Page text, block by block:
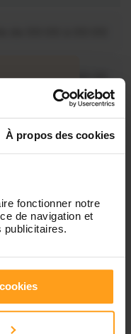
À propos des cookies
fonctionner notre
de navigation et
publicitaires.
de 00:00 à 00:30
de 00:00 à 00:00
de 00:00 à 00:00
de 00:00 à 00:00